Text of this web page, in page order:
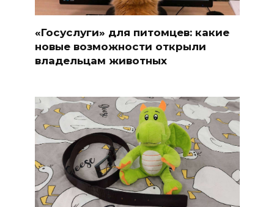
«Госуслуги» для питомцев: какие
новые возможности открыли
владельцам животных